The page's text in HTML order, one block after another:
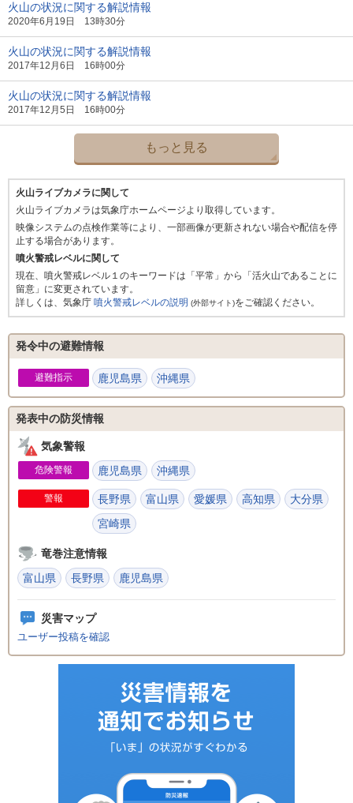
火山の状況に関する解説情報
2020年6月19日 13時30分
火山の状況に関する解説情報
2017年12月6日 16時00分
火山の状況に関する解説情報
2017年12月5日 16時00分
もっと見る
火山ライブカメラに関して
火山ライブカメラは気象庁ホームページより取得しています。
映像システムの点検作業等により、一部画像が更新されない場合や配信を停
止する場合があります。
噴火警戒レベルに関して
現在、噴火警戒レベル１のキーワードは「平常」から「活火山であることに
留意」に変更されています。
詳しくは、気象庁 噴火警戒レベルの説明 (外部サイト)をご確認ください。
発令中の避難情報
避難指示 鹿児島県 沖縄県
発表中の防災情報
気象警報
危険警報 鹿児島県 沖縄県
警報 長野県 富山県 愛媛県 高知県
大分県
宮崎県
竜巻注意情報
富山県
長野県 鹿児島県
災害マップ
ユーザー投稿を確認